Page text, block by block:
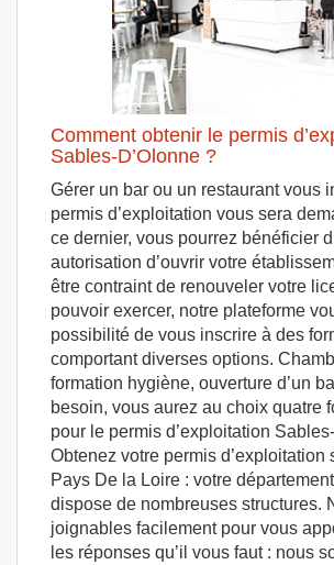
Comment obtenir le permis
Sables-D’Olonne ?
Gérer un bar ou un restaurant vous
permis d’exploitation vous sera
ce dernier, vous pourrez bénéficier
autorisation d’ouvrir votre
être contraint de renouveler votre
pouvoir exercer, notre plateforme
possibilité de vous inscrire à des
comportant diverses options.
formation hygiène, ouverture d’un
besoin, vous aurez au choix quatre
pour le permis d’exploitation
Obtenez votre permis d’exploitation
Pays De la Loire : votre
dispose de nombreuses structures.
joignables facilement pour vous
les réponses qu’il vous faut : nous